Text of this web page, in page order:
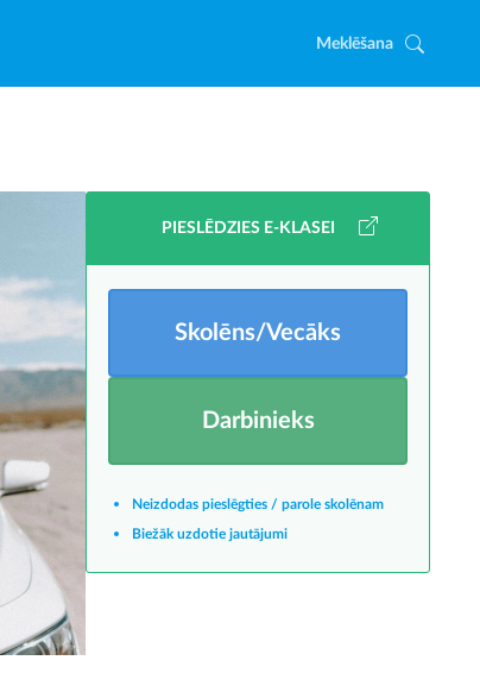
Meklēšana
PIESLĒDZIES E-KLASEI
Skolēns/Vecāks
Darbinieks
Neizdodas pieslēgties / parole skolēnam
Biežāk uzdotie jautājumi